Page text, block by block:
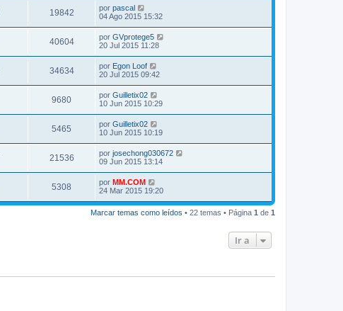
19842 por pascal
04 Ago 2015 15:32
40604 por GVprotege5
20 Jul 2015 11:28
34634 por Egon Loof
20 Jul 2015 09:42
9680 por Guilletix02
10 Jun 2015 10:29
5465 por Guilletix02
10 Jun 2015 10:19
21536 por josechong030672
09 Jun 2015 13:14
5308 por MM.COM
24 Mar 2015 19:20
Marcar temas como leídos • 22 temas • Página 1 de 1
Ir a